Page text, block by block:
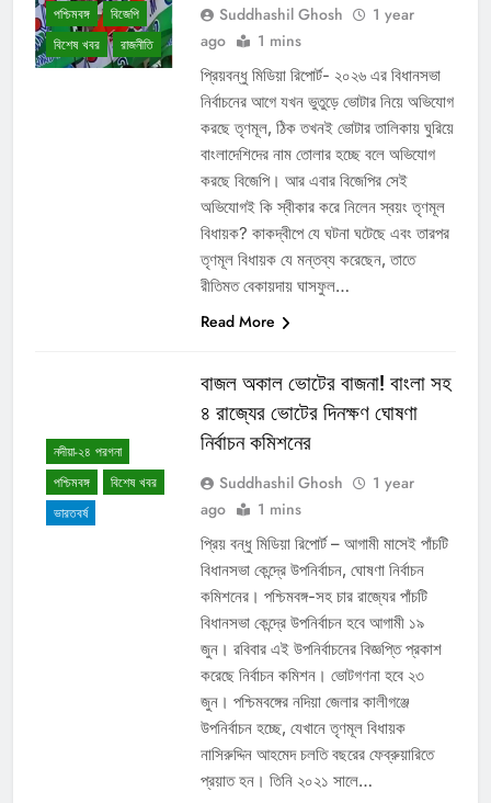
পশ্চিমবঙ্গ
বিজেপি
বিশেষ খবর
রাজনীতি
Suddhashil Ghosh
1 year
ago
1 mins
প্রিয়বন্ধু মিডিয়া রিপোর্ট- ২০২৬ এর বিধানসভা
নির্বাচনের আগে যখন ভুতুড়ে ভোটার নিয়ে অভিযোগ
করছে তৃণমূল, ঠিক তখনই ভোটার তালিকায় ঘুরিয়ে
বাংলাদেশিদের নাম তোলার হচ্ছে বলে অভিযোগ
করছে বিজেপি। আর এবার বিজেপির সেই
অভিযোগই কি স্বীকার করে নিলেন স্বয়ং তৃণমূল
বিধায়ক? কাকদ্বীপে যে ঘটনা ঘটেছে এবং তারপর
তৃণমূল বিধায়ক যে মন্তব্য করেছেন, তাতে
রীতিমত বেকায়দায় ঘাসফুল…
Read More
নদীয়া-২৪ পরগনা
পশ্চিমবঙ্গ
বিশেষ খবর
ভারতবর্ষ
বাজল অকাল ভোটের বাজনা! বাংলা সহ
৪ রাজ্যের ভোটের দিনক্ষণ ঘোষণা
নির্বাচন কমিশনের
Suddhashil Ghosh
1 year
ago
1 mins
প্রিয় বন্ধু মিডিয়া রিপোর্ট – আগামী মাসেই পাঁচটি
বিধানসভা কেন্দ্রে উপনির্বাচন, ঘোষণা নির্বাচন
কমিশনের। পশ্চিমবঙ্গ-সহ চার রাজ্যের পাঁচটি
বিধানসভা কেন্দ্রে উপনির্বাচন হবে আগামী ১৯
জুন। রবিবার এই উপনির্বাচনের বিজ্ঞপ্তি প্রকাশ
করেছে নির্বাচন কমিশন। ভোটগণনা হবে ২৩
জুন। পশ্চিমবঙ্গের নদিয়া জেলার কালীগঞ্জে
উপনির্বাচন হচ্ছে, যেখানে তৃণমূল বিধায়ক
নাসিরুদ্দিন আহমেদ চলতি বছরের ফেব্রুয়ারিতে
প্রয়াত হন। তিনি ২০২১ সালে…